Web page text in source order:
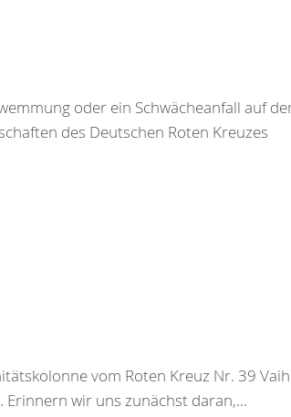
oder ein Schwächeanfall auf
des Deutschen Roten Kreuzes
vom Roten Kreuz Nr. 39
wir uns zunächst daran,...